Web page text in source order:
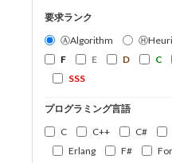
要求ランク
ⒶAlgorithm
F
E D C
SSS
プログラミング言語
C
C++ C#
Erlang
F#